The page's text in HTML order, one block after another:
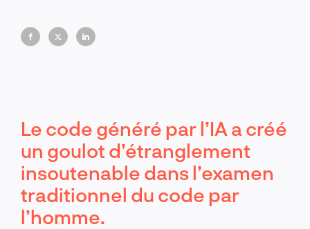
Le code généré par l’IA a créé
un goulot d’étranglement
insoutenable dans l’examen
traditionnel du code par
l’homme.